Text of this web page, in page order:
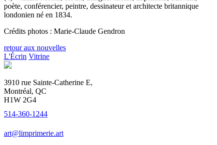
poète, conférencier, peintre, dessinateur et architecte britannique
londonien né en 1834.
Crédits photos : Marie-Claude Gendron
retour aux nouvelles
L'Écrin Vitrine
3910 rue Sainte-Catherine E,
Montréal, QC
H1W 2G4
514-360-1244
art@limprimerie.art